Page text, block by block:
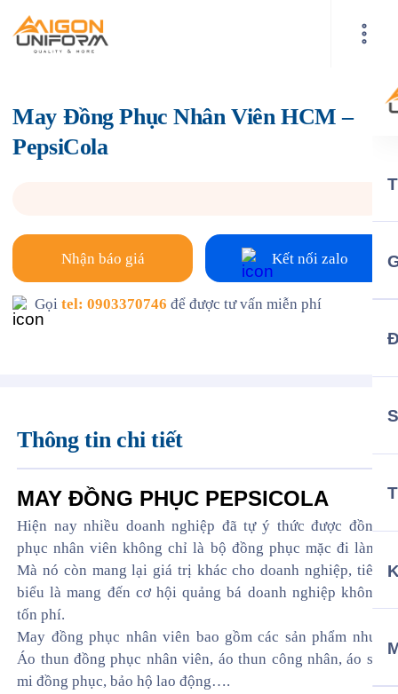
May Đồng Phục Nhân Viên HCM –
PepsiCola
Nhận báo giá Kết nối zalo
Gọitel: 0903370746 để được tư vấn miễn phí
Thông tin chi tiết
MAY ĐỒNG PHỤC PEPSICOLA
Hiện nay nhiều doanh nghiệp đã tự ý thức được đồng
phục nhân viên không chỉ là bộ đồng phục mặc đi làm.
Mà nó còn mang lại giá trị khác cho doanh nghiệp, tiêu
biểu là mang đến cơ hội quảng bá doanh nghiệp không
tốn phí.
May đồng phục nhân viên bao gồm các sản phẩm như:
Áo thun đồng phục nhân viên, áo thun công nhân, áo sơ
mi đồng phục, bảo hộ lao động….